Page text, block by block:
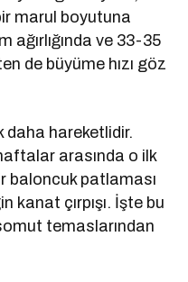
marul boyutuna
ağırlığında ve 33-35
de büyüme hızı göz
daha hareketlidir.
arasında o ilk
baloncuk patlaması
kanat çırpışı. İşte bu
temaslarından